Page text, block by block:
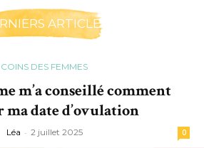
ARTICLES
COINS DES FEMMES
m’a conseillé comment
ma date d’ovulation
Léa - 2 juillet 2025 0